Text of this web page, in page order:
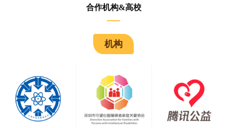
北京市朝阳区望京西路43号2层 (地铁15号线望京西站C口（东北口）
北京市海淀区苏州街76号南门3层（地铁16号线苏州桥站B出口步行
蒲黄榆站F出口，光大银行楼上）
北京万柳中心
北京市海淀区万柳东路25号3层301
北京通州中心
合作机构&高校
机构